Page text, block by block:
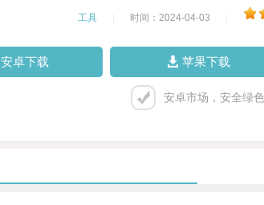
工具 时间：2024-04-03
安卓下载 苹果下载
安卓市场，安全绿色